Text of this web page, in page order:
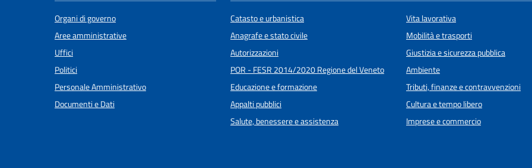
Organi di governo
Aree amministrative
Uffici
Politici
Personale Amministrativo
Documenti e Dati
Catasto e urbanistica
Anagrafe e stato civile
Autorizzazioni
POR - FESR 2014/2020 Regione del Veneto
Educazione e formazione
Appalti pubblici
Salute, benessere e assistenza
Vita lavorativa
Mobilità e trasporti
Giustizia e sicurezza pubblica
Ambiente
Tributi, finanze e contravvenzioni
Cultura e tempo libero
Imprese e commercio